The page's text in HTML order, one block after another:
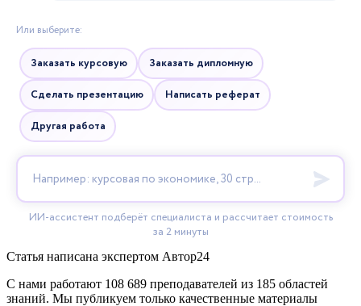
Статья написана экспертом Автор24
С нами работают 108 689 преподавателей из 185 областей
знаний. Мы публикуем только качественные материалы